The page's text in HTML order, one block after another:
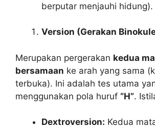
berputar menjauhi hidung).
Version (Gerakan
Merupakan pergerakan kedua
bersamaan ke arah yang sama
terbuka). Ini adalah tes utama
menggunakan pola huruf “H”.
Dextroversion: Kedua